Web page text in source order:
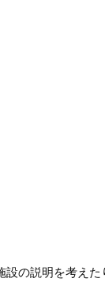
の説明を考えた